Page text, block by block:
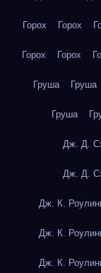
Горох Горох
Горох Горох
Груша Груша
Груша
Дж. Д.
Дж. Д.
Дж. К.
Дж. К.
Дж. К.